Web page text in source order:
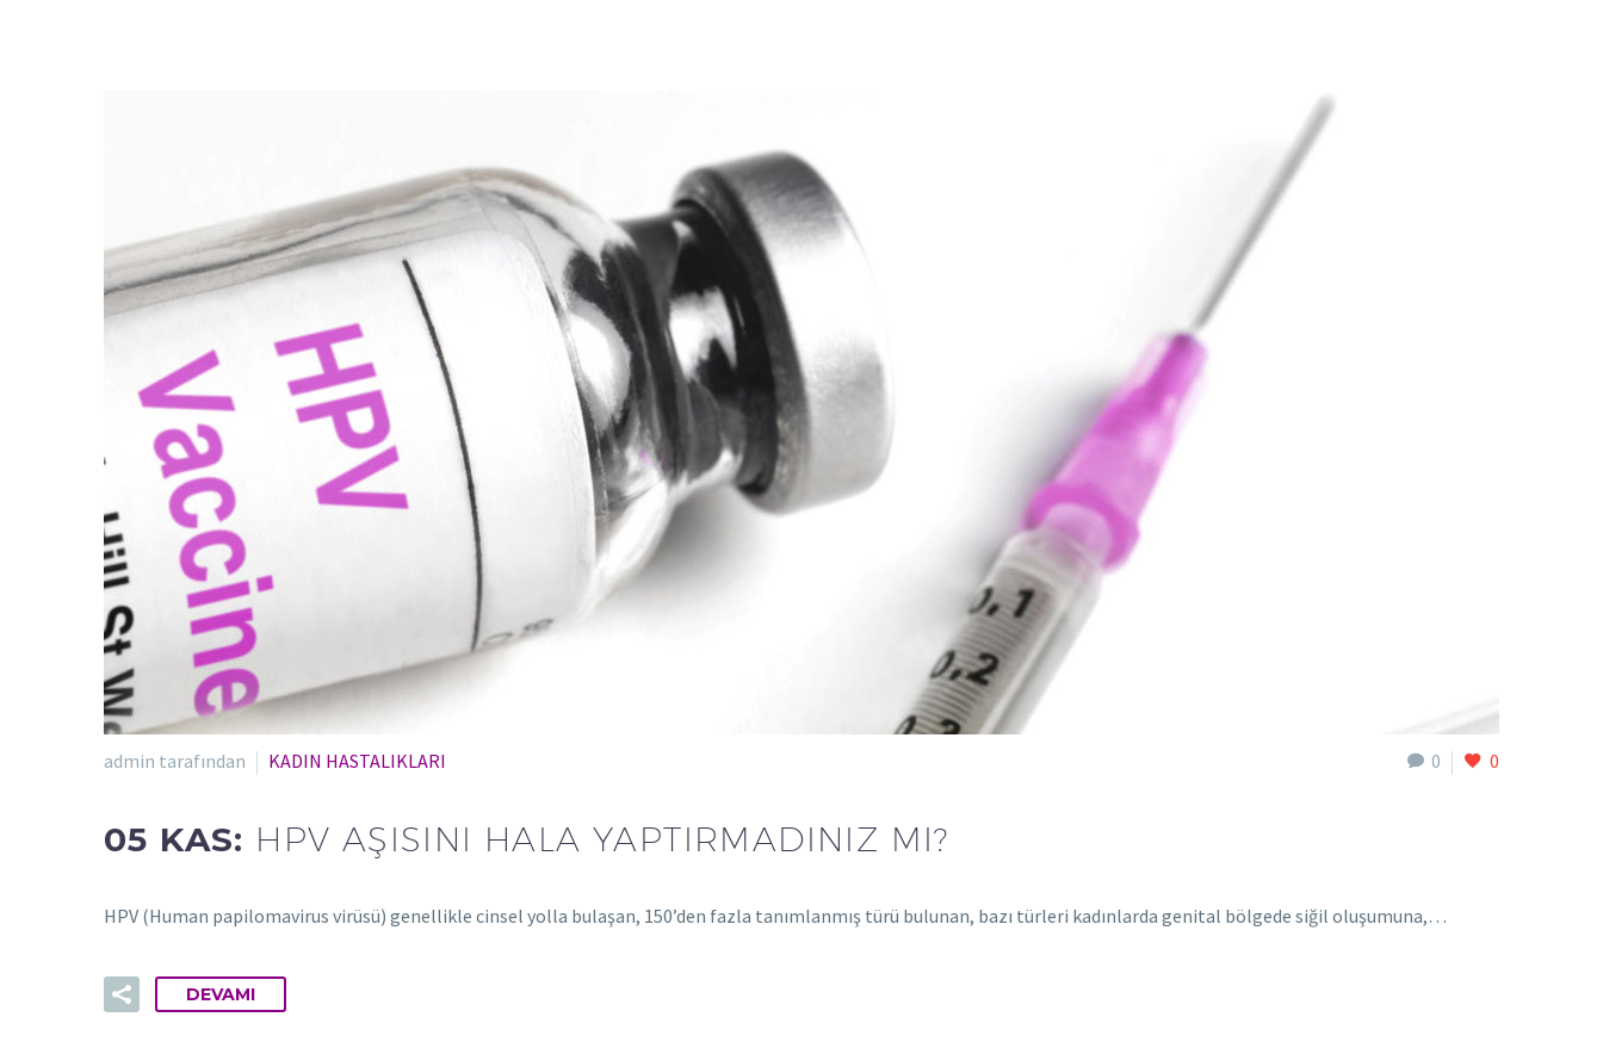
0 0
admin tarafından KADIN HASTALIKLARI
05 KAS: HPV AŞISINI HALA YAPTIRMADINIZ MI?
HPV (Human papilomavirus virüsü) genellikle cinsel yolla bulaşan, 150’den fazla tanımlanmış türü bulunan, bazı türleri kadınlarda genital bölgede siğil oluşumuna,…
DEVAMI